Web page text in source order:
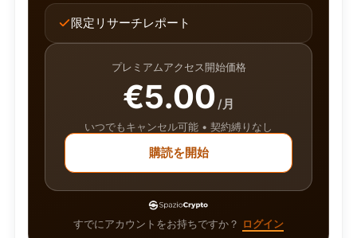
限定リサーチレポート
プレミアムアクセス開始価格
€5.00/月
いつでもキャンセル可能 • 契約縛りなし
購読を開始
すでにアカウントをお持ちですか？ ログイン